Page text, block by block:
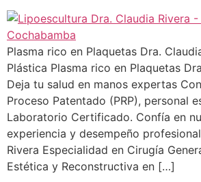
Plasma rico en Plaquetas Dra.
Plástica Plasma rico en Plaquetas
Deja tu salud en manos expertas
Proceso Patentado (PRP), personal
Laboratorio Certificado. Confía en
experiencia y desempeño
Rivera Especialidad en Cirugía
Estética y Reconstructiva en […]